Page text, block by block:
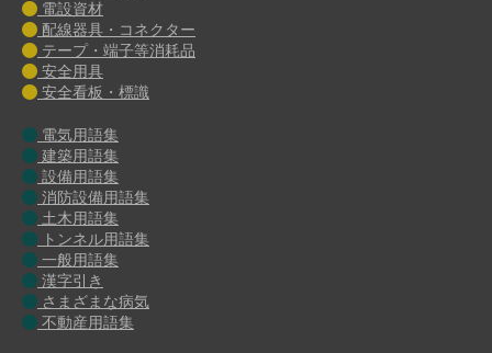
電設資材
配線器具・コネクター
テープ・端子等消耗品
安全用具
安全看板・標識
電気用語集
建築用語集
設備用語集
消防設備用語集
土木用語集
トンネル用語集
一般用語集
漢字引き
さまざまな病気
不動産用語集